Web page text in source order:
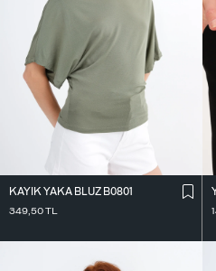
KAYIK YAKA BLUZ B0801
349,50TL